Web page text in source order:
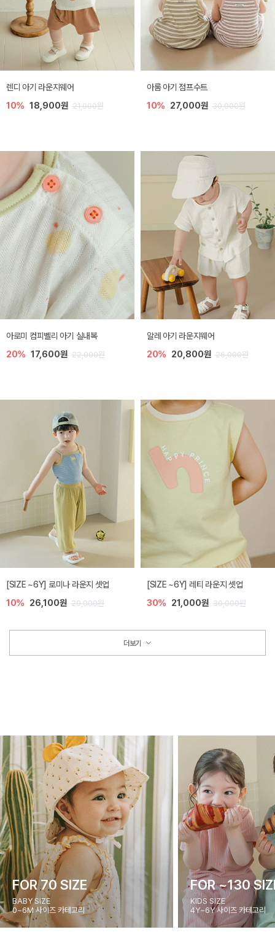
렌디 아기 라운지웨어
10% 18,900원 21,000원
아롬 아기 점프수트
10% 27,000원 30,000원
아로미 컴피벨리 아기 실내복
20% 17,600원 22,000원
알레 아기 라운지웨어
20% 20,800원 26,000원
[SIZE ~6Y] 로미나 라운지 셋업
10% 26,100원 29,000원
[SIZE ~6Y] 레티 라운지 셋업
30% 21,000원 30,000원
더보기
FOR 70 SIZE
BABY SIZE
0~6M 사이즈 카테고리
FOR ~130
KIDS SIZE
4Y~6Y 사이즈 카테고리